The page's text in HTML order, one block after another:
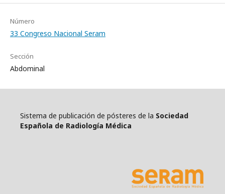
Número
33 Congreso Nacional Seram
Sección
Abdominal
Sistema de publicación de pósteres de la Sociedad
Española de Radiología Médica